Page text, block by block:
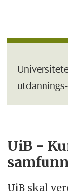
organisert
Haukeland,
UiB -
UiB skal